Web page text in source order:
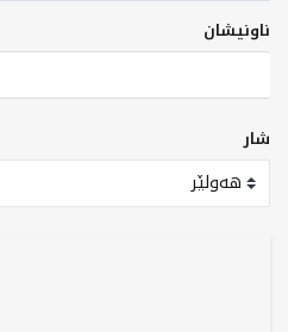
ناونیشان
شار